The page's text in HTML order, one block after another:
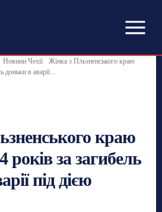
Новини Чехії
Жінка з Пльзненського краю
доньки в аварії...
краю
років за загибель
під дією